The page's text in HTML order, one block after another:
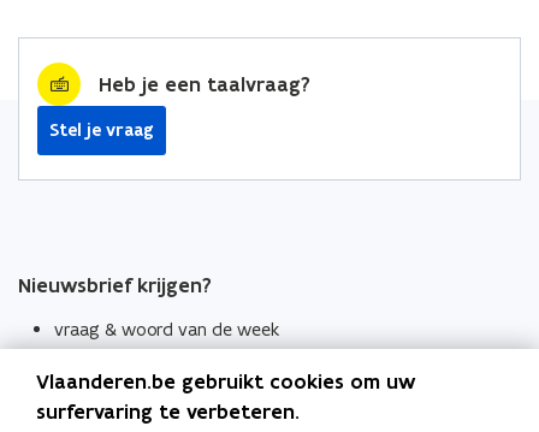
Heb je een taalvraag?
Stel je vraag
Nieuwsbrief krijgen?
vraag & woord van de week
Schrijf je in
Vlaanderen.be gebruikt cookies om uw
surfervaring te verbeteren.